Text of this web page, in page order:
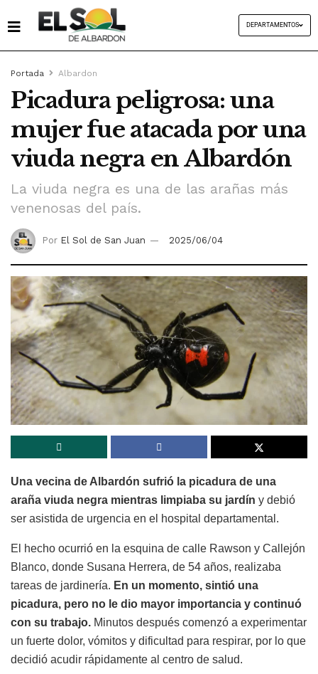
DEPARTAMENTOS
Portada Albardon
Picadura peligrosa: una
mujer fue atacada por una
viuda negra en Albardón
La viuda negra es una de las arañas más
venenosas del país.
Por El Sol de San Juan 2025/06/04
Una vecina de Albardón sufrió la picadura de una
araña viuda negra mientras limpiaba su jardín y debió
ser asistida de urgencia en el hospital departamental.
El hecho ocurrió en la esquina de calle Rawson y Callejón
Blanco, donde Susana Herrera, de 54 años, realizaba
tareas de jardinería. En un momento, sintió una
picadura, pero no le dio mayor importancia y continuó
con su trabajo. Minutos después comenzó a experimentar
un fuerte dolor, vómitos y dificultad para respirar, por lo que
decidió acudir rápidamente al centro de salud.